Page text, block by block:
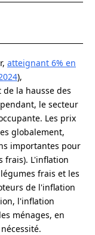
atteignant 6% en
),
la hausse des
le secteur
Les prix
globalement,
importantes pour
frais). L'inflation
frais et les
de l'inflation
l'inflation
ménages, en